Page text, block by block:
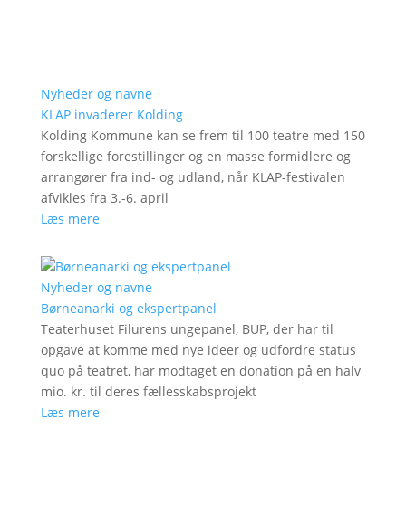
Nyheder og navne
KLAP invaderer Kolding
Kolding Kommune kan se frem til 100 teatre med 150
forskellige forestillinger og en masse formidlere og
arrangører fra ind- og udland, når KLAP-festivalen
afvikles fra 3.-6. april
Læs mere
Nyheder og navne
Børneanarki og ekspertpanel
Teaterhuset Filurens ungepanel, BUP, der har til
opgave at komme med nye ideer og udfordre status
quo på teatret, har modtaget en donation på en halv
mio. kr. til deres fællesskabsprojekt
Læs mere